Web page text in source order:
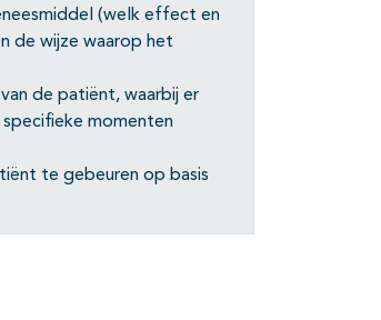
(welk effect en
de wijze waarop het
de patiënt, waarbij er
momenten
te gebeuren op basis